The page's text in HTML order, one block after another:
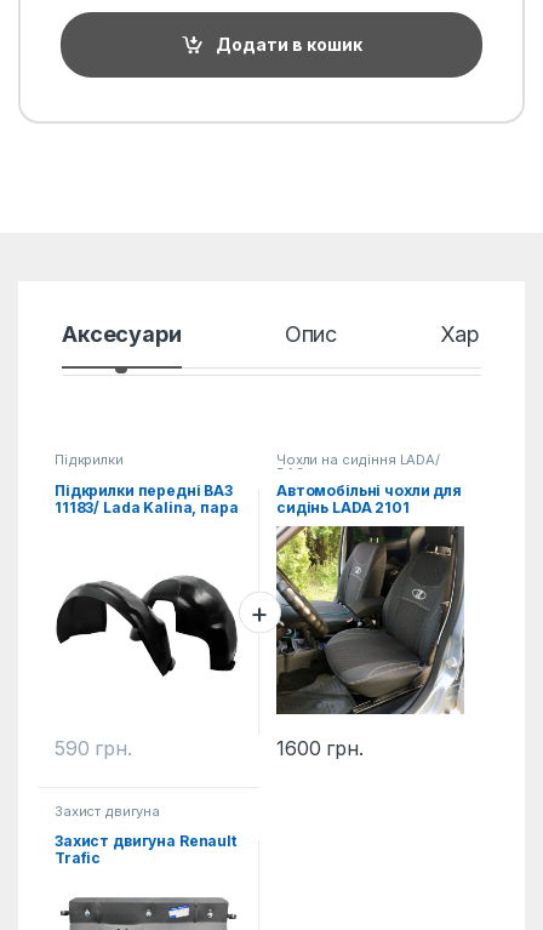
Додати в кошик
Аксесуари Опис
Підкрилки
Підкрилки передні ВАЗ
11183/ Lada Kalina, пара
590 грн.
Чохли на сидіння LADA/
ВАЗ
Автомобільні чохли для
сидінь LADA 2101
1600 грн.
Захист двигуна
Захист двигуна Renault
Trafic